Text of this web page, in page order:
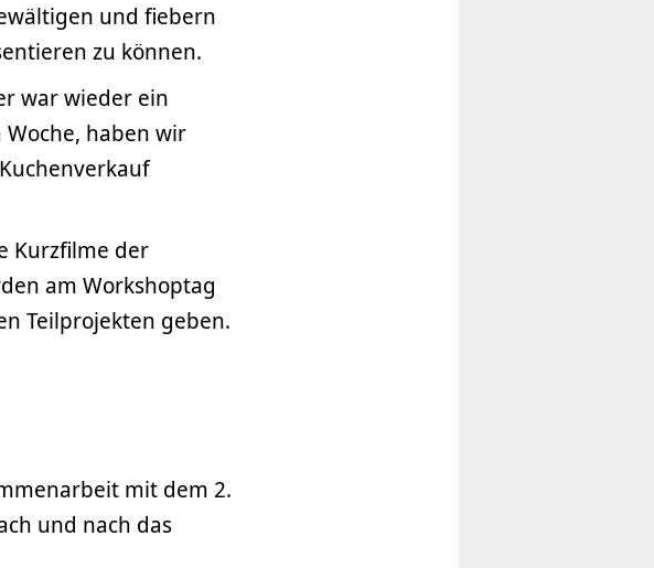
und fiebern
zu können.
war wieder ein
haben wir
Kurzfilme der
am Workshoptag
Teilprojekten geben.
mit dem 2.
und nach das